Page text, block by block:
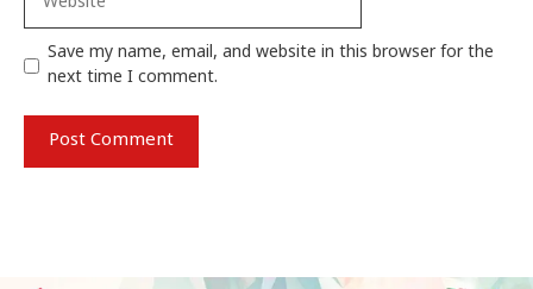
Save my name, email, and website in this browser for the
next time I comment.